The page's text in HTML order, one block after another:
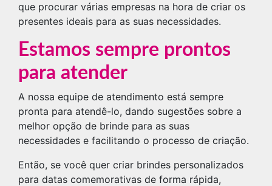
que procurar várias empresas na hora de criar os
presentes ideais para as suas necessidades.
Estamos sempre prontos
para atender
A nossa equipe de atendimento está sempre
pronta para atendê-lo, dando sugestões sobre a
melhor opção de brinde para as suas
necessidades e facilitando o processo de criação.
Então, se você quer criar brindes personalizados
para datas comemorativas de forma rápida,